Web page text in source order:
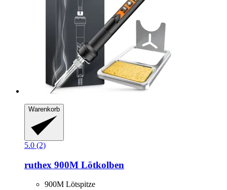
Warenkorb
5.0 (2)
ruthex 900M Lötkolben
900M Lötspitze